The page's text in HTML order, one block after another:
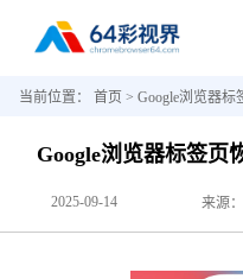
当前位置： 首页 > Google浏览器标
Google浏览器标签页
2025-09-14 来源：